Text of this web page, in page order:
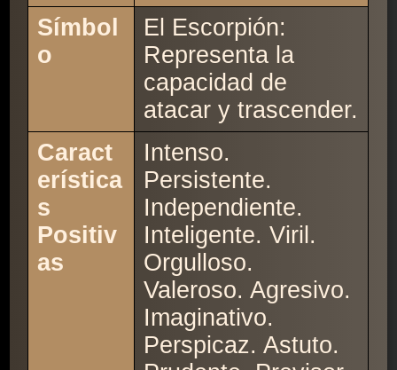
Símbol
o
El Escorpión:
Representa la
capacidad de
atacar y trascender.
Caract
erística
s
Positiv
as
Intenso.
Persistente.
Independiente.
Inteligente. Viril.
Orgulloso.
Valeroso. Agresivo.
Imaginativo.
Perspicaz. Astuto.